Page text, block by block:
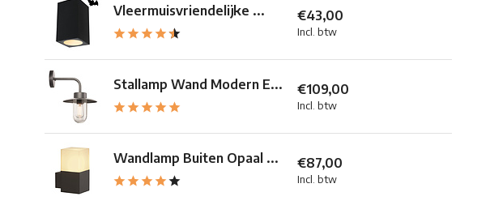
Vleermuisvriendelijke ... €43,00
Incl. btw
Stallamp Wand Modern E... €109,00
Incl. btw
Wandlamp Buiten Opaal ... €87,00
Incl. btw